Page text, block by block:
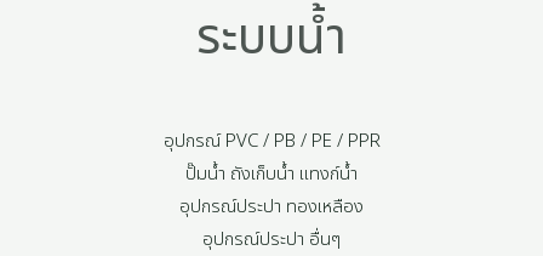
ระบบน้ำ
อุปกรณ์ PVC / PB / PE / PPR
ปั๊มน้ำ ถังเก็บน้ำ แทงก์น้ำ
อุปกรณ์ประปา ทองเหลือง
อุปกรณ์ประปา อื่นๆ